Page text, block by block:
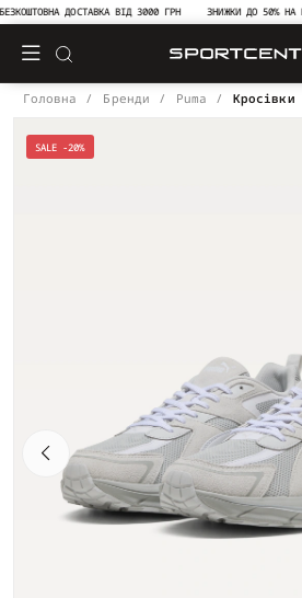
ДОСТАВКА ВІД 3000 ГРН ЗНИЖКИ ДО 50% НА
Головна Бренди Puma
SALE -20%